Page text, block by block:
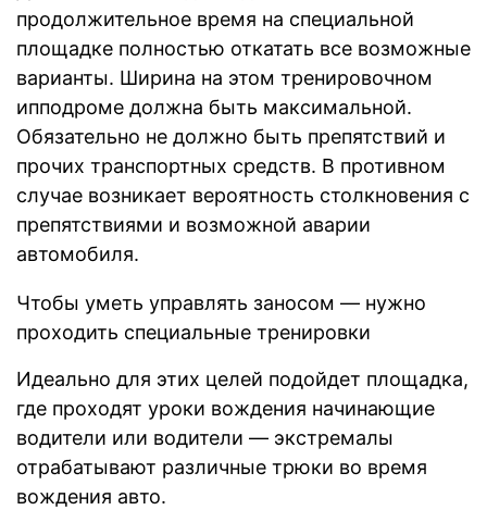
продолжительное время на специальной
площадке полностью откатать все возможные
варианты. Ширина на этом тренировочном
ипподроме должна быть максимальной.
Обязательно не должно быть препятствий и
прочих транспортных средств. В противном
случае возникает вероятность столкновения с
препятствиями и возможной аварии
автомобиля.
Чтобы уметь управлять заносом — нужно
проходить специальные тренировки
Идеально для этих целей подойдет площадка,
где проходят уроки вождения начинающие
водители или водители — экстремалы
отрабатывают различные трюки во время
вождения авто.